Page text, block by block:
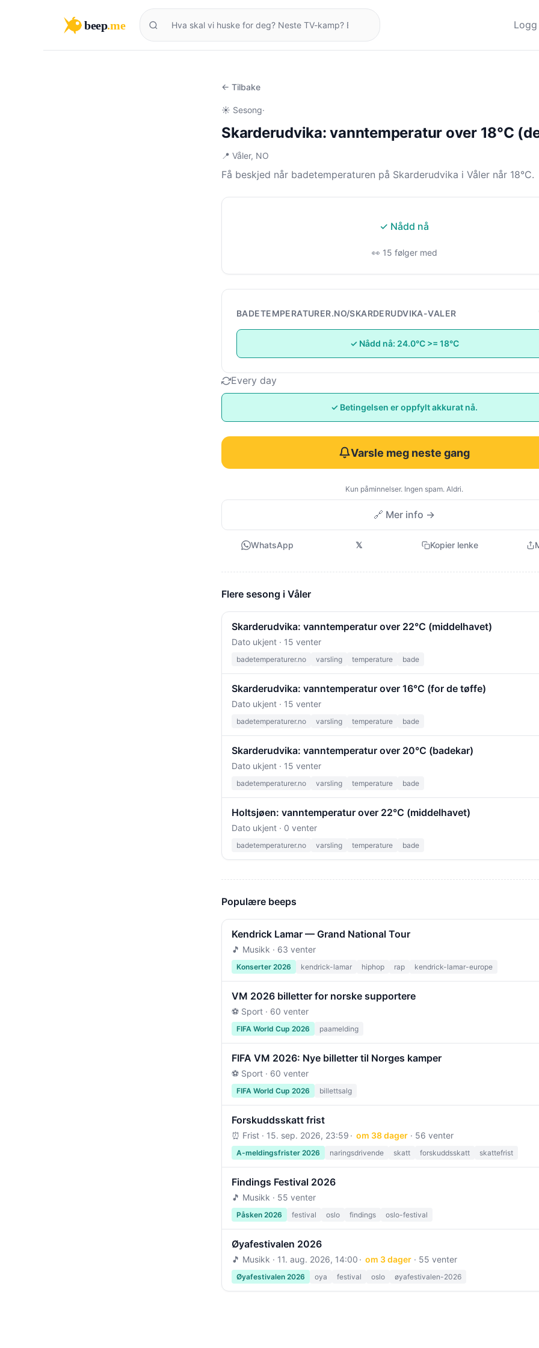
beep.me
← Tilbake
☀️ Sesong·
Skarderudvika: vanntemperatur over 18°C
📍 Våler, NO
Få beskjed når badetemperaturen på Skarderudvika i Våler når 18°C.
✓ Nådd nå
👀 15 følger med
BADETEMPERATURER.NO/SKARDERUDVIKA-VALER
✓ Nådd nå: 24.0°C >= 18°C
Every day
✓ Betingelsen er oppfylt akkurat nå.
Varsle meg neste gang
Kun påminnelser. Ingen spam. Aldri.
🔗 Mer info →
WhatsApp 𝕏 Kopier lenke
Flere sesong i Våler
Skarderudvika: vanntemperatur over 22°C (middelhavet)
Dato ukjent · 15 venter
badetemperaturer.no varsling temperature bade
Skarderudvika: vanntemperatur over 16°C (for de tøffe)
Dato ukjent · 15 venter
badetemperaturer.no varsling temperature bade
Skarderudvika: vanntemperatur over 20°C (badekar)
Dato ukjent · 15 venter
badetemperaturer.no varsling temperature bade
Holtsjøen: vanntemperatur over 22°C (middelhavet)
Dato ukjent · 0 venter
badetemperaturer.no varsling temperature bade
Populære beeps
Kendrick Lamar — Grand National Tour
🎵 Musikk · 63 venter
Konserter 2026 kendrick-lamar hiphop rap kendrick-lamar-europe
VM 2026 billetter for norske supportere
⚽ Sport · 60 venter
FIFA World Cup 2026 paamelding
FIFA VM 2026: Nye billetter til Norges kamper
⚽ Sport · 60 venter
FIFA World Cup 2026 billettsalg
Forskuddsskatt frist
⏰ Frist · 15. sep. 2026, 23:59 om 38 dager· 56 venter
A-meldingsfrister 2026 naringsdrivende skatt forskuddsskatt skattefrist
Findings Festival 2026
🎵 Musikk · 55 venter
Påsken 2026 festival oslo findings oslo-festival
Øyafestivalen 2026
🎵 Musikk · 11. aug. 2026, 14:00 om 3 dager· 55 venter
Øyafestivalen 2026 oya festival oslo øyafestivalen-2026